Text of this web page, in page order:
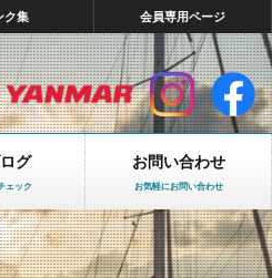
ク集 会員専用ページ
グ
ェック
お問い合わせ
お気軽にお問い合わせ